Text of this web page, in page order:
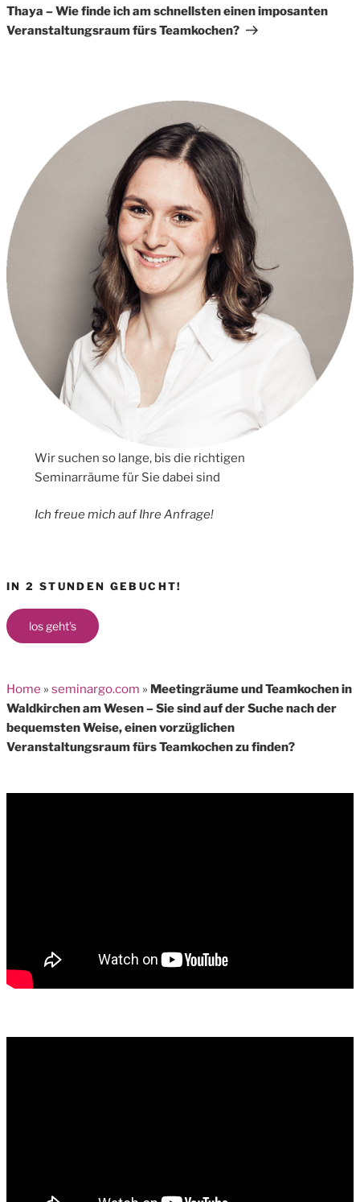
Thaya – Wie finde ich am schnellsten einen imposanten
Veranstaltungsraum fürs Teamkochen?
Wir suchen so lange, bis die richtigen
Seminarräume für Sie dabei sind
Ich freue mich auf Ihre Anfrage!
IN 2 STUNDEN GEBUCHT!
los geht's
Home » seminargo.com » Meetingräume und Teamkochen in
Waldkirchen am Wesen – Sie sind auf der Suche nach der
bequemsten Weise, einen vorzüglichen
Veranstaltungsraum fürs Teamkochen zu finden?